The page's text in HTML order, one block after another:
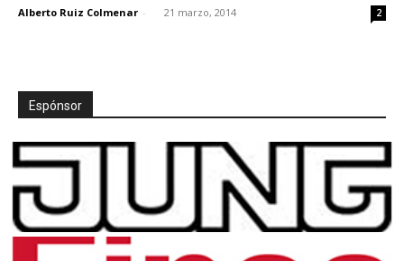
Alberto Ruiz Colmenar - 21 marzo, 2014 2
Espónsor